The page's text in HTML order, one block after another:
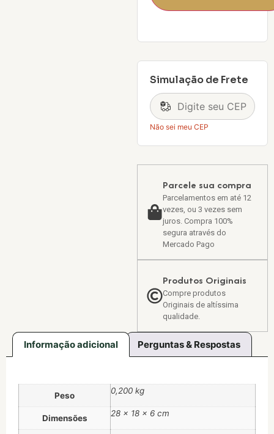
Simulação de Frete
Não sei meu CEP
Parcele sua compra
Parcelamentos em até 12
vezes, ou 3 vezes sem
juros. Compra 100%
segura através do
Mercado Pago
Produtos Originais
Compre produtos
Originais de altíssima
qualidade.
Informação adicional Perguntas & Respostas
Peso 0,200 kg
Dimensões 28 × 18 × 6 cm